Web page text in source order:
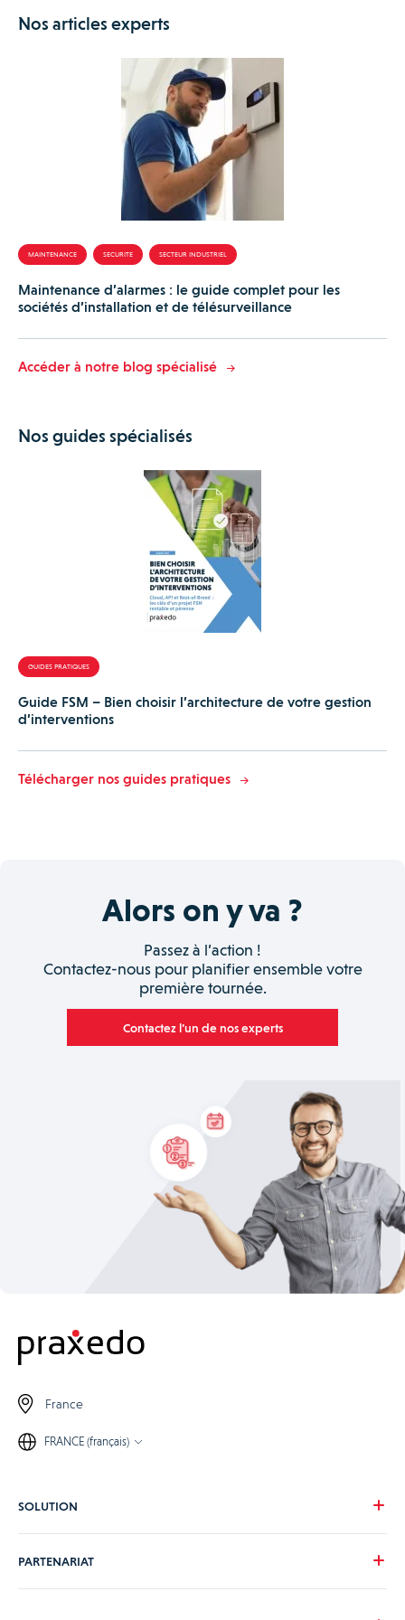
Nos articles experts
MAINTENANCE SECURITE SECTEUR INDUSTRIEL
Maintenance d’alarmes : le guide complet pour les
sociétés d’installation et de télésurveillance
Accéder à notre blog spécialisé
Nos guides spécialisés
GUIDES PRATIQUES
Guide FSM – Bien choisir l’architecture de votre gestion
d’interventions
Télécharger nos guides pratiques
Alors on y va ?
Passez à l’action !
Contactez-nous pour planifier ensemble votre
première tournée.
Contactez l’un de nos experts
France
FRANCE (français)
SOLUTION
PARTENARIAT